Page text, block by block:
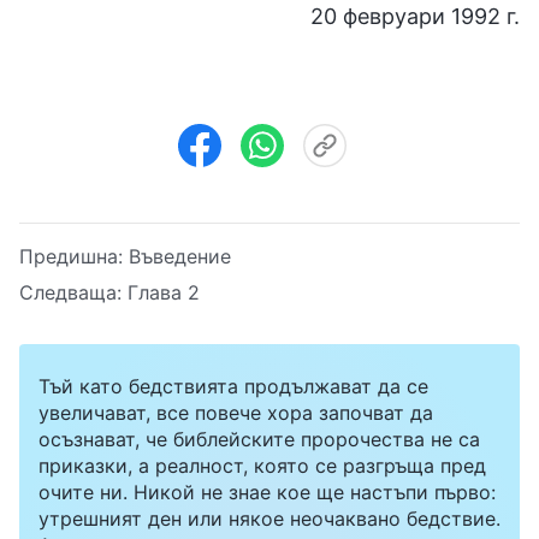
20 февруари 1992 г.
Предишна: Въведение
Следваща: Глава 2
Тъй като бедствията продължават да се
увеличават, все повече хора започват да
осъзнават, че библейските пророчества не са
приказки, а реалност, която се разгръща пред
очите ни. Никой не знае кое ще настъпи първо:
утрешният ден или някое неочаквано бедствие.